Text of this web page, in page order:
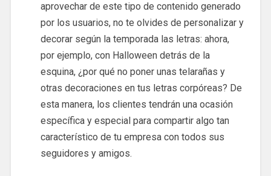
aprovechar de este tipo de contenido generado
por los usuarios, no te olvides de personalizar y
decorar según la temporada las letras: ahora,
por ejemplo, con Halloween detrás de la
esquina, ¿por qué no poner unas telarañas y
otras decoraciones en tus letras corpóreas? De
esta manera, los clientes tendrán una ocasión
específica y especial para compartir algo tan
característico de tu empresa con todos sus
seguidores y amigos.